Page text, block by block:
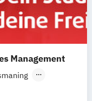
Management